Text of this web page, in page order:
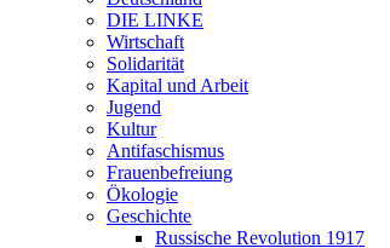
DIE LINKE
Wirtschaft
Solidarität
Kapital und Arbeit
Jugend
Kultur
Antifaschismus
Frauenbefreiung
Ökologie
Geschichte
Russische Revolution 1917